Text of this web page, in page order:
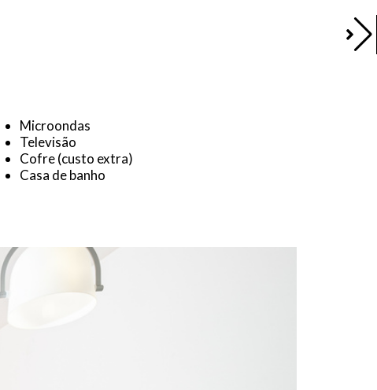
Microondas
Televisão
Cofre (custo extra)
Casa de banho